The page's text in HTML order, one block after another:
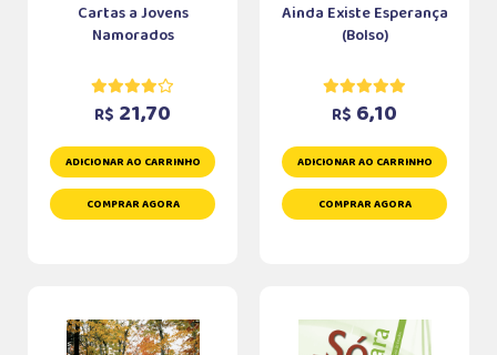
Cartas a Jovens
Namorados
R$ 21,70
ADICIONAR AO CARRINHO
COMPRAR AGORA
Ainda Existe Esperança
(Bolso)
R$ 6,10
ADICIONAR AO CARRINHO
COMPRAR AGORA